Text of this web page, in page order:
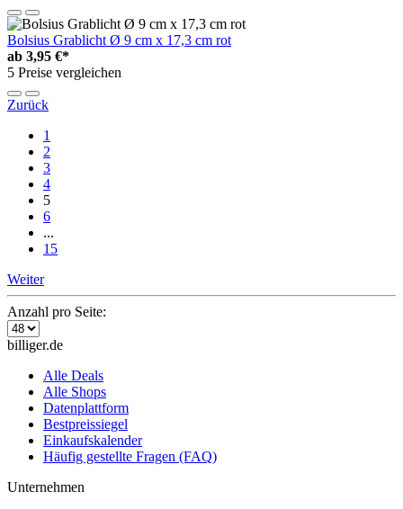
Bolsius Grablicht Ø 9 cm x 17,3 cm rot
ab 3,95 €*
5 Preise vergleichen
Zurück
1
2
3
4
5
6
...
15
Weiter
Anzahl pro Seite:
billiger.de
Alle Deals
Alle Shops
Datenplattform
Bestpreissiegel
Einkaufskalender
Häufig gestellte Fragen (FAQ)
Unternehmen